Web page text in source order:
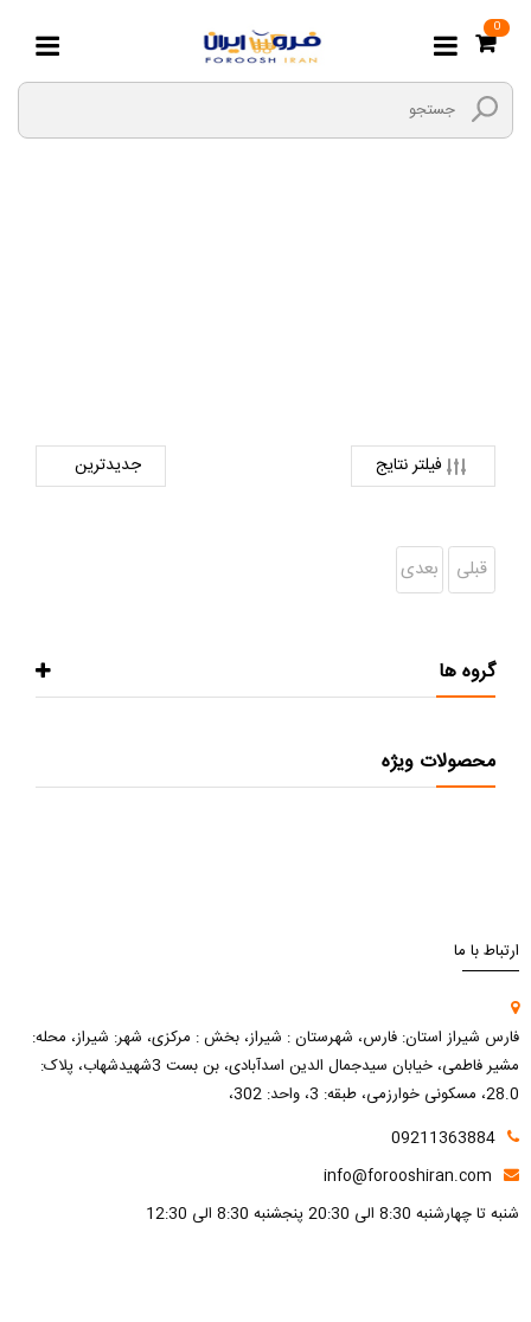
0
فیلتر نتایج
قبلی بعدی
گروه ها
محصولات ویژه
ارتباط با ما
فارس شیراز استان: فارس، شهرستان : شیراز، بخش : مرکزی، شهر: شیراز، محله:
مشیر فاطمی، خیابان سیدجمال الدین اسدآبادی، بن بست 3شهیدشهاب، پلاک:
28.0، مسکونی خوارزمی، طبقه: 3، واحد: 302،
09211363884
info@forooshiran.com
شنبه تا چهارشنبه 8:30 الی 20:30 پنجشنبه 8:30 الی 12:30